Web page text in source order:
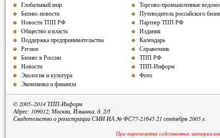
Глобальный мир
Бизнес-новости
Новости ТПП РФ
Общество и власть
Поддержка предпринимательства
Регион
Бизнес в России
Новости
Экология и культура
Экономика и финансы
Торгово-промышленные
Путеводитель российского
Партнер ТПП РФ
Издания
Календарь
Справочник
ТПП РФ
ТПП-Информ
Фото
© 2005–2014 ТПП-Информ
Адрес: 109012, Москва, Ильинка, д. 2/5
Свидетельство о регистрации СМИ ИА № ФС77-21645 21 сентября 2005 г.
При перепечатке собственных